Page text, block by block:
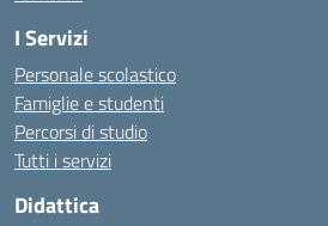
I Servizi
Personale scolastico
Famiglie e studenti
Percorsi di studio
Tutti i servizi
Didattica